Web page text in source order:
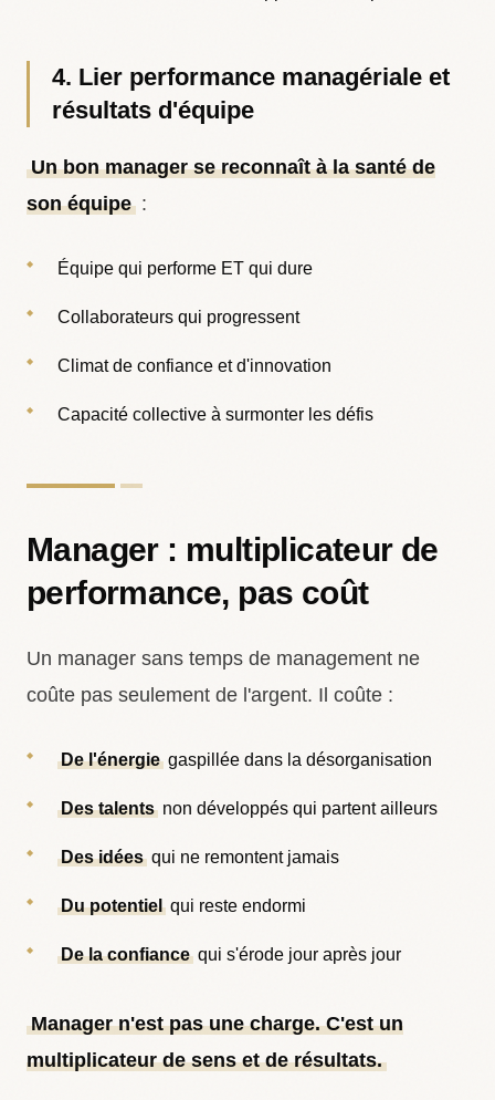
4. Lier performance managériale et
résultats d'équipe
Un bon manager se reconnaît à la santé de
son équipe:
Équipe qui performe ET qui dure
Collaborateurs qui progressent
Climat de confiance et d'innovation
Capacité collective à surmonter les défis
Manager : multiplicateur de
performance, pas coût
Un manager sans temps de management ne
coûte pas seulement de l'argent. Il coûte :
De l'énergie gaspillée dans la désorganisation
Des talents non développés qui partent ailleurs
Des idées qui ne remontent jamais
Du potentiel qui reste endormi
De la confiance qui s'érode jour après jour
Manager n'est pas une charge. C'est un
multiplicateur de sens et de résultats.